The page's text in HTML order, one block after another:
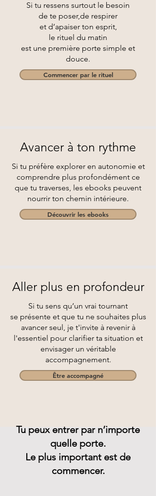
Si tu ressens surtout le besoin
de te poser,de respirer
et d’apaiser ton esprit,
le rituel du matin
est une première porte simple et
douce.
Commencer par le rituel
Avancer à ton rythme​
Si tu préfère explorer en autonomie et
comprendre plus profondément ce
que tu traverses, les ebooks peuvent
nourrir ton chemin intérieure.
Découvrir les ebooks
Aller plus en profondeur
Si tu sens qu’un vrai tournant
se présente et que tu ne souhaites plus
avancer seul, je t'invite à revenir à
l'essentiel pour clarifier ta situation et
envisager un véritable
accompagnement.
Être accompagné
Tu peux entrer par n’importe
quelle porte.
Le plus important est de
commencer.